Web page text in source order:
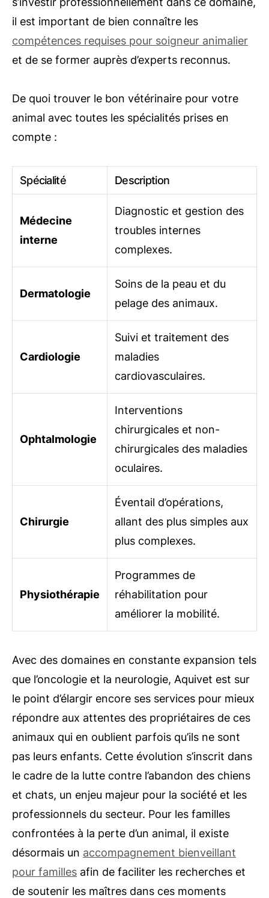
il est important de bien connaître les
compétences requises pour soigneur animalier
et de se former auprès d’experts reconnus.
De quoi trouver le bon vétérinaire pour votre
animal avec toutes les spécialités prises en
compte :
Spécialité Description
Médecine
interne
Diagnostic et gestion des
troubles internes
complexes.
Dermatologie
Soins de la peau et du
pelage des animaux.
Cardiologie
Suivi et traitement des
maladies
cardiovasculaires.
Ophtalmologie
Interventions
chirurgicales et non-
chirurgicales des maladies
oculaires.
Chirurgie
Éventail d’opérations,
allant des plus simples aux
plus complexes.
Physiothérapie
Programmes de
réhabilitation pour
améliorer la mobilité.
Avec des domaines en constante expansion tels
que l’oncologie et la neurologie, Aquivet est sur
le point d’élargir encore ses services pour mieux
répondre aux attentes des propriétaires de ces
animaux qui en oublient parfois qu’ils ne sont
pas leurs enfants. Cette évolution s’inscrit dans
le cadre de la lutte contre l’abandon des chiens
et chats, un enjeu majeur pour la société et les
professionnels du secteur. Pour les familles
confrontées à la perte d’un animal, il existe
désormais un accompagnement bienveillant
pour familles afin de faciliter les recherches et
de soutenir les maîtres dans ces moments